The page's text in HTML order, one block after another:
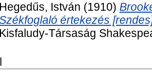
Hegedűs, István (1910)
értekezés
Kisfaludy-Társaság
I